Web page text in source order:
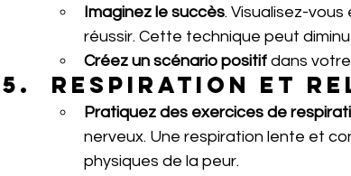
Imaginez le succès. Visualisez-
réussir. Cette technique peut
Créez un scénario positif dans
Respiration et
Pratiquez des exercices de
nerveux. Une respiration lente et
physiques de la peur.